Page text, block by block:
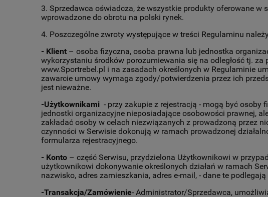
3. Sprzedawca oświadcza, że wszystkie produkty oferowane w
wprowadzone do obrotu na polski rynek.
4. Poszczególne zwroty występujące w treści Regulaminu
- Klient – osoba fizyczna, osoba prawna lub jednostka
wykorzystaniu środków porozumiewania się na odległość tj.
www.Sportrebel.pl i na zasadach określonych w Regulaminie
zawarcie umowy wymaga zgody/potwierdzenia przez ich
jest nieważne.
-Użytkownikami - przy zakupie z rejestracją - mogą być osoby
jednostki organizacyjne nieposiadające osobowości prawnej,
zakładać osoby w celach niezwiązanych z prowadzoną przez
czynności w Serwisie dokonują w ramach prowadzonej
formularza rejestracyjnego.
- Konto – część Serwisu, przydzielona Użytkownikowi w
użytkownikowi dokonywanie określonych działań w ramach
nazwisko, adres zamieszkania, adres e-mail, - dane te
-Transakcja/Zamówienie- Administrator/Sprzedawca,